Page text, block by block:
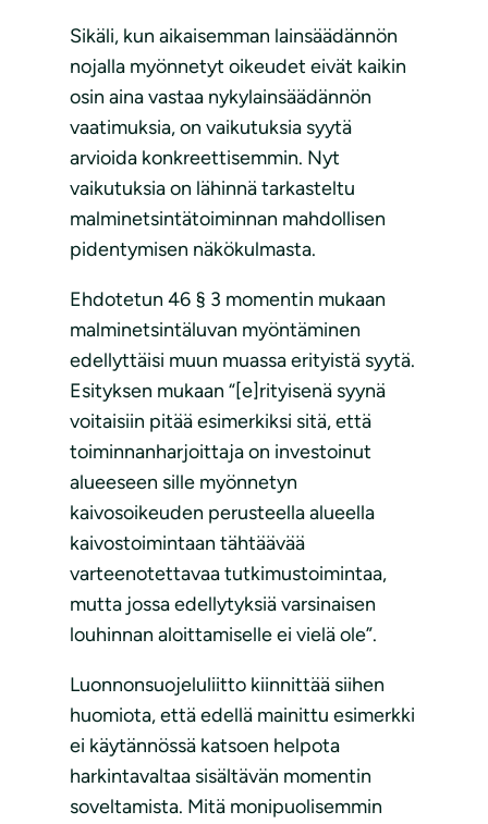
Sikäli, kun aikaisemman lainsäädännön
nojalla myönnetyt oikeudet eivät kaikin
osin aina vastaa nykylainsäädännön
vaatimuksia, on vaikutuksia syytä
arvioida konkreettisemmin. Nyt
vaikutuksia on lähinnä tarkasteltu
malminetsintätoiminnan mahdollisen
pidentymisen näkökulmasta.
Ehdotetun 46 § 3 momentin mukaan
malminetsintäluvan myöntäminen
edellyttäisi muun muassa erityistä syytä.
Esityksen mukaan “[e]rityisenä syynä
voitaisiin pitää esimerkiksi sitä, että
toiminnanharjoittaja on investoinut
alueeseen sille myönnetyn
kaivosoikeuden perusteella alueella
kaivostoimintaan tähtäävää
varteenotettavaa tutkimustoimintaa,
mutta jossa edellytyksiä varsinaisen
louhinnan aloittamiselle ei vielä ole”.
Luonnonsuojeluliitto kiinnittää siihen
huomiota, että edellä mainittu esimerkki
ei käytännössä katsoen helpota
harkintavaltaa sisältävän momentin
soveltamista. Mitä monipuolisemmin